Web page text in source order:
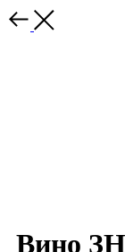
Вино